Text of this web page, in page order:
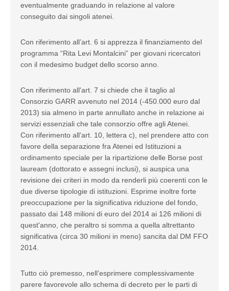
eventualmente graduando in relazione al valore
conseguito dai singoli atenei.
Con riferimento all’art. 6 si apprezza il finanziamento del
programma “Rita Levi Montalcini” per giovani ricercatori
con il medesimo budget dello scorso anno.
Con riferimento all'art. 7 si chiede che il taglio al
Consorzio GARR avvenuto nel 2014 (-450.000 euro dal
2013) sia almeno in parte annullato anche in relazione ai
servizi essenziali che tale consorzio offre agli Atenei.
Con riferimento all'art. 10, lettera c), nel prendere atto con
favore della separazione fra Atenei ed Istituzioni a
ordinamento speciale per la ripartizione delle Borse post
lauream (dottorato e assegni inclusi), si auspica una
revisione dei criteri in modo da renderli più coerenti con le
due diverse tipologie di istituzioni. Esprime inoltre forte
preoccupazione per la significativa riduzione del fondo,
passato dai 148 milioni di euro del 2014 ai 126 milioni di
quest'anno, che peraltro si somma a quella altrettanto
significativa (circa 30 milioni in meno) sancita dal DM FFO
2014.
Tutto ciò premesso, nell’esprimere complessivamente
parere favorevole allo schema di decreto per le parti di